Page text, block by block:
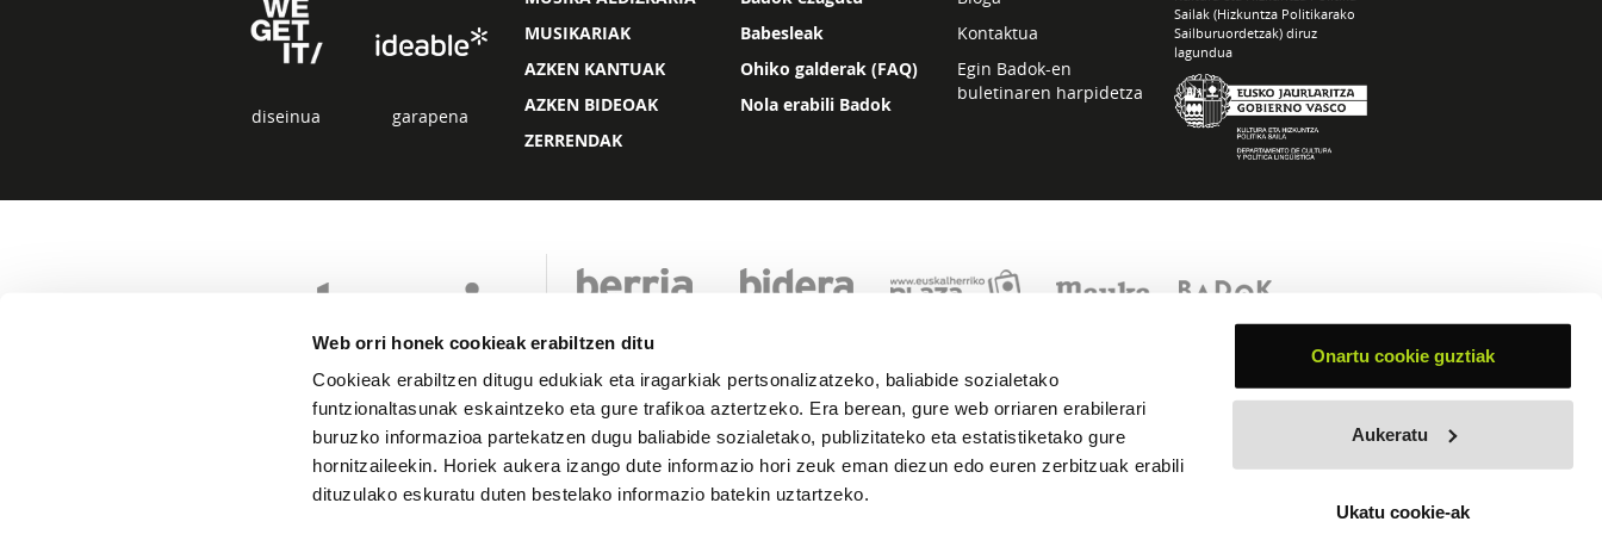
Web orri honek cookieak erabiltzen ditu
Cookieak erabiltzen ditugu edukiak eta iragarkiak pertsonalizatzeko, baliabide sozialetako
funtzionaltasunak eskaintzeko eta gure trafikoa aztertzeko. Era berean, gure web orriaren erabilerari
buruzko informazioa partekatzen dugu baliabide sozialetako, publizitateko eta estatistiketako gure
hornitzaileekin. Horiek aukera izango dute informazio hori zeuk eman diezun edo euren zerbitzuak erabili
dituzulako eskuratu duten bestelako informazio batekin uztartzeko.
Onartu cookie guztiak
Aukeratu
Ukatu cookie-ak
diseinua garapena
MUSIKARIAK
AZKEN KANTUAK
AZKEN BIDEOAK
ZERRENDAK
Babesleak
Ohiko galderak (FAQ)
Nola erabili Badok
Kontaktua
Egin Badok-en
buletinaren harpidetza
Sailak (Hizkuntza Politikarako
Sailburuordetzak) diruz
lagundua
Lege oharra Pribatutasuna Cookie politika